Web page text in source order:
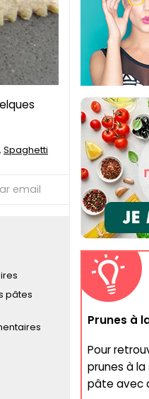
Spaghetti
email
pâtes
Prunes à
Pour
prunes à
pâte avec